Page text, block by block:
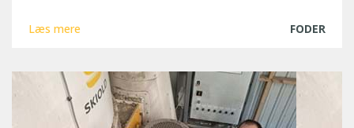
Læs mere FODER